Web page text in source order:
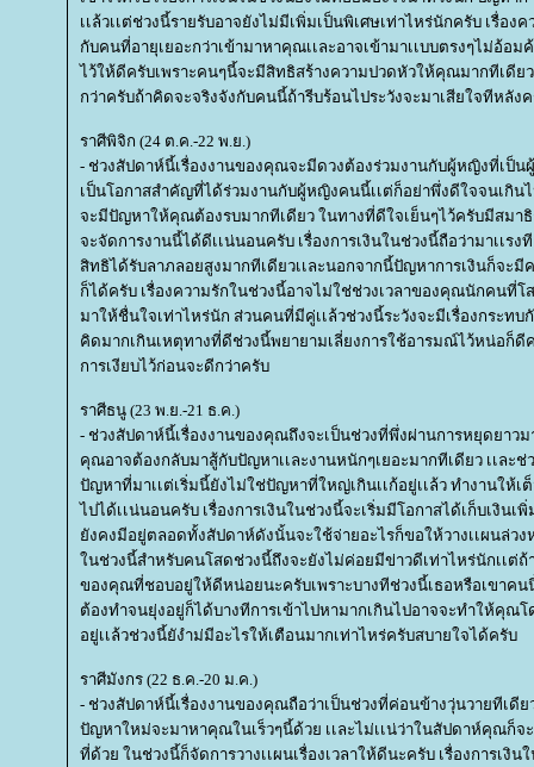
เเล้วเเต่ช่วงนี้รายรับอาจยังไม่มีเพิ่มเป็นพิเศษเท่าไหร่นักครับ เรื่อ
กับคนที่อายุเยอะกว่าเข้ามาหาคุณเเละอาจเข้ามาเเบบตรงๆไม่อ้อม
ไว้ให้ดีครับเพราะคนๆนี้จะมีสิทธิสร้างความปวดหัวให้คุณมากทีเดี
กว่าครับถ้าคิดจะจริงจังกับคนนี้ถ้ารีบร้อนไประวังจะมาเสียใจทีหลัง
ราศีพิจิก (24 ต.ค.-22 พ.ย.)
- ช่วงสัปดาห์นี้เรื่องงานของคุณจะมีดวงต้องร่วมงานกับผู้หญิงที่เป็นผู้
เป็นโอกาสสำคัญที่ได้ร่วมงานกับผู้หญิงคนนี้เเต่ก็อย่าพึ่งดีใจจนเกิน
จะมีปัญหาให้คุณต้องรบมากทีเดียว ในทางที่ดีใจเย็นๆไว้ครับมีสมา
จะจัดการงานนี้ได้ดีเเน่นอนครับ เรื่องการเงินในช่วงนี้ถือว่ามาเเร
สิทธิได้รับลาภลอยสูงมากทีเดียวเเละนอกจากนี้ปัญหาการเงินก็จะ
ก็ได้ครับ เรื่องความรักในช่วงนี้อาจไม่ใช่ช่วงเวลาของคุณนักคนที่
มาให้ชื่นใจเท่าไหร่นัก ส่วนคนที่มีคู่เเล้วช่วงนี้ระวังจะมีเรื่องกระทบ
คิดมากเกินเหตุทางที่ดีช่วงนี้พยายามเลี่ยงการใช้อารมณ์ไว้หน่อก็
การเงียบไว้ก่อนจะดีกว่าครับ
ราศีธนู (23 พ.ย.-21 ธ.ค.)
- ช่วงสัปดาห์นี้เรื่องงานของคุณถึงจะเป็นช่วงที่พึ่งผ่านการหยุดยาวม
คุณอาจต้องกลับมาสู้กับปัญหาเเละงานหนักๆเยอะมากทีเดียว เเละ
ปัญหาที่มาเเต่เริ่มนี้ยังไม่ใช่ปัญหาที่ใหญ่เกินเเก้อยู่เเล้ว ทำงานให้เ
ไปได้เเน่นอนครับ เรื่องการเงินในช่วงนี้จะเริ่มมีโอกาสได้เก็บเงินเ
งคงมีอยู่ตลอดทั้งสัปดาห์ดังนั้นจะใช้จ่ายอะไรก็ขอให้วางเเผนล่วง
นช่วงนี้สำหรับคนโสดช่วงนี้ถึงจะยังไม่ค่อยมีข่าวดีเท่าไหร่นักเเต่
ของคุณที่ชอบอยู่ให้ดีหน่อยนะครับเพราะบางทีช่วงนี้เธอหรือเขาคนนี้
ต้องทำจนยุ่งอยู่ก็ได้บางทีการเข้าไปหามากเกินไปอาจจะทำให้คุ
อยู่เเล้วช่วงนี้ยังำม่มีอะไรให้เตือนมากเท่าไหร่ครับสบายใจได้ครับ
ราศีมังกร (22 ธ.ค.-20 ม.ค.)
- ช่วงสัปดาห์นี้เรื่องงานของคุณถือว่าเป็นช่วงที่ค่อนข้างวุ่นวายทีเดี
ปัญหาใหม่จะมาหาคุณในเร็วๆนี้ด้วย เเละไม่เเน่ว่าในสัปดาห์คุณก็จ
ที่ด้วย ในช่วงนี้ก็จัดการวางเเผนเรื่องเวลาให้ดีนะครับ เรื่องการเงิน